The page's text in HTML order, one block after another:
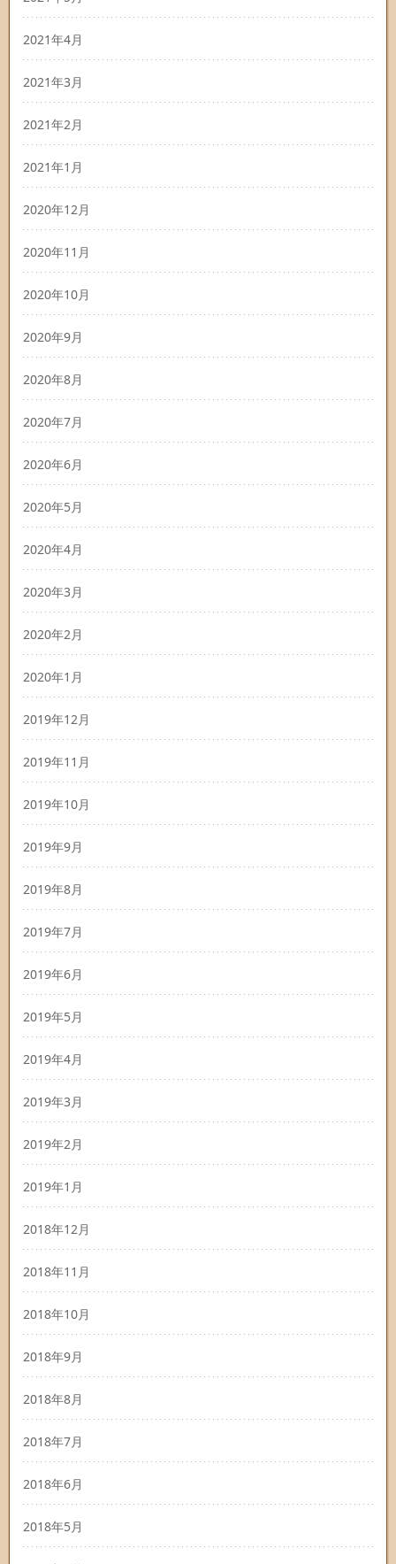
2021年4月
2021年3月
2021年2月
2021年1月
2020年12月
2020年11月
2020年10月
2020年9月
2020年8月
2020年7月
2020年6月
2020年5月
2020年4月
2020年3月
2020年2月
2020年1月
2019年12月
2019年11月
2019年10月
2019年9月
2019年8月
2019年7月
2019年6月
2019年5月
2019年4月
2019年3月
2019年2月
2019年1月
2018年12月
2018年11月
2018年10月
2018年9月
2018年8月
2018年7月
2018年6月
2018年5月